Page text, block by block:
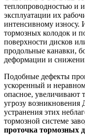
теплопроводностью и
эксплуатации их
интенсивному износу.
тормозных колодок и
поверхности дисков
продольные канавки,
деформации и
Подобные дефекты
ускоренный и
опасное, увеличивают
угрозу
устранения этих
тормозной системе
проточка тормозных